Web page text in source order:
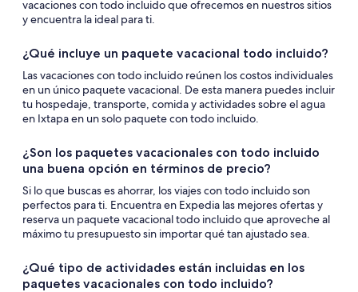
vacaciones con todo incluido que ofrecemos en nuestros sitios
y encuentra la ideal para ti.
¿Qué incluye un paquete vacacional todo incluido?
Las vacaciones con todo incluido reúnen los costos individuales
en un único paquete vacacional. De esta manera puedes incluir
tu hospedaje, transporte, comida y actividades sobre el agua
en Ixtapa en un solo paquete con todo incluido.
¿Son los paquetes vacacionales con todo incluido
una buena opción en términos de precio?
Si lo que buscas es ahorrar, los viajes con todo incluido son
perfectos para ti. Encuentra en Expedia las mejores ofertas y
reserva un paquete vacacional todo incluido que aproveche al
máximo tu presupuesto sin importar qué tan ajustado sea.
¿Qué tipo de actividades están incluidas en los
paquetes vacacionales con todo incluido?